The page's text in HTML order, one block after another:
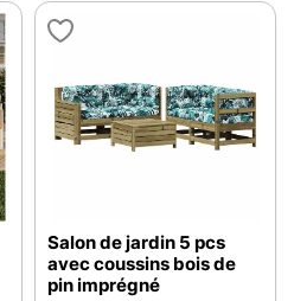
Salon de jardin 5 pcs
avec coussins bois de
pin imprégné